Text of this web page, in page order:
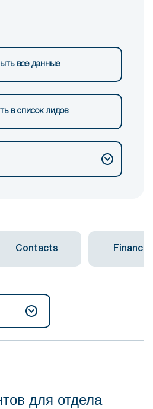
все данные
в список лидов
Contacts Financial
для отдела